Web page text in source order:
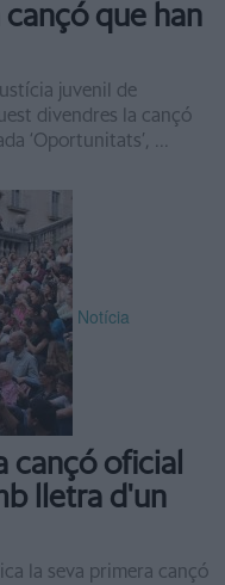
que han
juvenil de
divendres la cançó
‘Oportunitats’, ...
Notícia
cançó oficial
lletra d'un
la seva primera cançó